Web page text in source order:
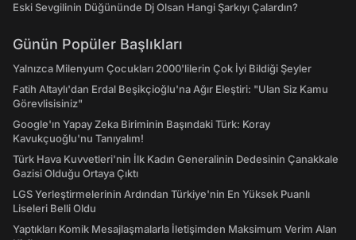
Eski Sevgilinin Düğününde Dj Olsan Hangi Şarkıyı Çalardın?
Günün Popüler Başlıkları
Yalnızca Milenyum Çocukları 2000'lilerin Çok İyi Bildiği Şeyler
Fatih Altaylı'dan Erdal Beşikçioğlu'na Ağır Eleştiri: "Ulan Siz Kamu
Görevlisisiniz"
Google'ın Yapay Zeka Biriminin Başındaki Türk: Koray
Kavukçuoğlu'nu Tanıyalım!
Türk Hava Kuvvetleri'nin İlk Kadın Generalinin Dedesinin Çanakkale
Gazisi Olduğu Ortaya Çıktı
LGS Yerleştirmelerinin Ardından Türkiye'nin En Yüksek Puanlı
Liseleri Belli Oldu
Yaptıkları Komik Mesajlaşmalarla İletişimden Maksimum Verim Alan